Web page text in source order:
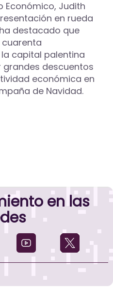
Económico, Judith
en rueda
destacado que
capital palentina
descuentos
económica en
de Navidad.
en las